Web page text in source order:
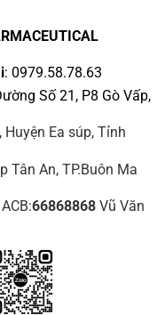
: 0979.58.78.63
Số 21, P8 Gò Vấp,
Ea súp, Tỉnh
Tân An, TP.Buôn Ma
66868868Vũ Văn